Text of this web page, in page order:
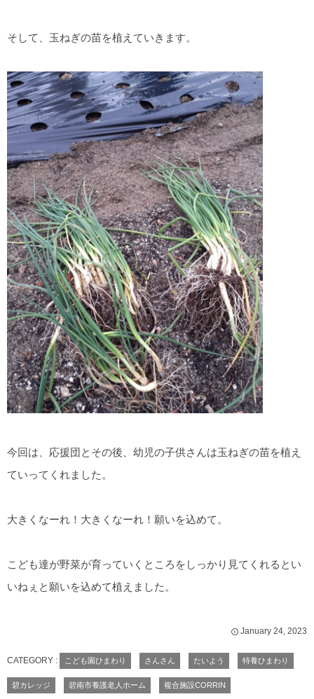
そして、玉ねぎの苗を植えていきます。
今回は、応援団とその後、幼児の子供さんは玉ねぎの苗を植え
ていってくれました。
大きくなーれ！大きくなーれ！願いを込めて。
こども達が野菜が育っていくところをしっかり見てくれるとい
いねぇと願いを込めて植えました。
January 24, 2023
CATEGORY : こども園ひまわり さんさん たいよう 特養ひまわり
碧カレッジ 碧南市養護老人ホーム 複合施設CORRIN